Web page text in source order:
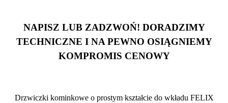
NAPISZ LUB ZADZWOŃ! DORADZIMY
TECHNICZNE I NA PEWNO OSIĄGNIEMY
KOMPROMIS CENOWY
Drzwiczki kominkowe o prostym kształcie do wkładu FELIX